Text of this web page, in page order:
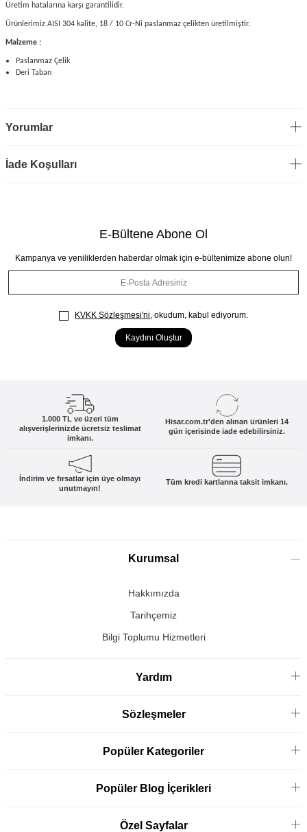
Üretim hatalarına karşı garantilidir.
Ürünlerimiz AISI 304 kalite, 18 / 10 Cr-Ni paslanmaz çelikten üretilmiştir.
Malzeme :
Paslanmaz Çelik
Deri Taban
Yorumlar
İade Koşulları
E-Bültene Abone Ol
Kampanya ve yeniliklerden haberdar olmak için e-bültenimize abone olun!
Kaydını Oluştur
KVKK Sözleşmesi'ni, okudum, kabul ediyorum.
1.000 TL ve üzeri tüm
alışverişlerinizde ücretsiz teslimat
imkanı.
Hisar.com.tr'den alınan ürünleri 14
gün içerisinde iade edebilirsiniz.
İndirim ve fırsatlar için üye olmayı
unutmayın!
Tüm kredi kartlarına taksit imkanı.
Kurumsal
Hakkımızda
Tarihçemiz
Bilgi Toplumu Hizmetleri
Yardım
Sözleşmeler
Popüler Kategoriler
Popüler Blog İçerikleri
Özel Sayfalar